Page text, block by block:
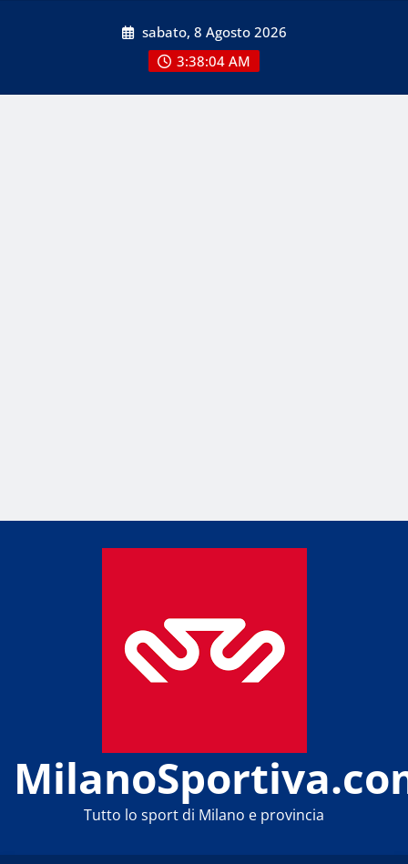
sabato, 8 Agosto 2026
3:38:05 AM
Tutto lo sport di Milano e provincia